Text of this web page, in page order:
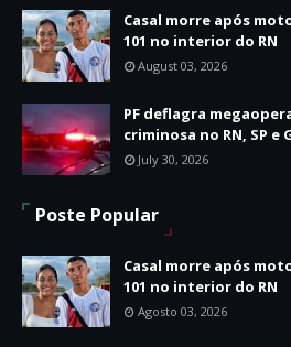
Casal morre após
101 no interior do RN
August 03, 2026
PF deflagra
criminosa no RN, SP e
July 30, 2026
Poste Popular
Casal morre após
101 no interior do RN
Agosto 03, 2026